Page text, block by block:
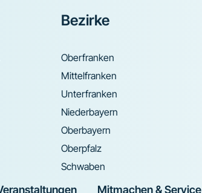
Bezirke
Oberfranken
Mittelfranken
Unterfranken
Niederbayern
Oberbayern
Oberpfalz
Schwaben
Mitmachen & Service